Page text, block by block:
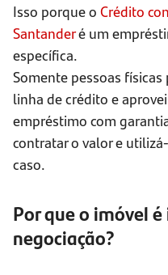
Isso porque o Crédito
Santanderé um
específica.
Somente pessoas
linha de crédito e
empréstimo com
contratar o valor e
caso.
Por que o imóvel
negociação?